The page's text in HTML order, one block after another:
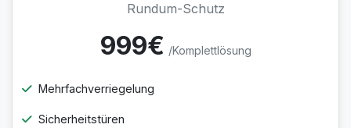
Rundum-Schutz
999€ /Komplettlösung
Mehrfachverriegelung
Sicherheitstüren